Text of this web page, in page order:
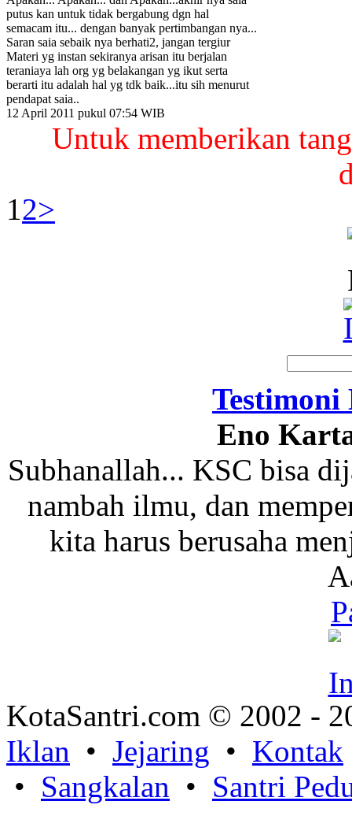
putus kan untuk tidak bergabung dgn hal
semacam itu... dengan banyak pertimbangan nya...
Saran saia sebaik nya berhati2, jangan tergiur
Materi yg instan sekiranya arisan itu berjalan
teraniaya lah org yg belakangan yg ikut serta
berarti itu adalah hal yg tdk baik...itu sih menurut
pendapat saia..
12 April 2011 pukul 07:54 WIB
Untuk memberikan
12>
Eno
Subhanallah... KSC bisa
nambah ilmu, dan
kita harus berusaha
KotaSantri.com © 2002 -
Iklan • Jejaring • Kontak
• Sangkalan • Santri